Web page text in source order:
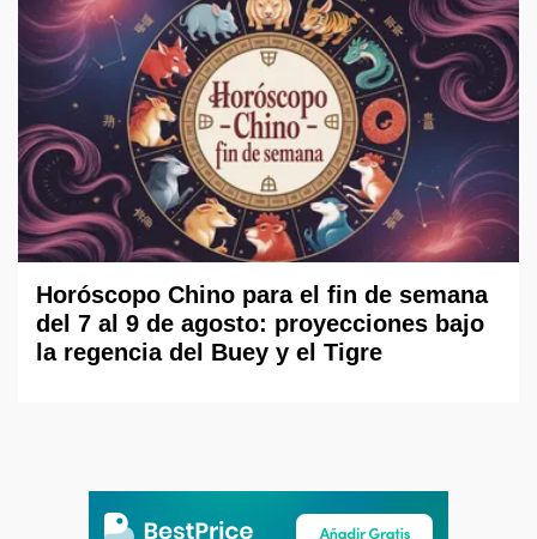
Horóscopo Chino para el fin de semana
del 7 al 9 de agosto: proyecciones bajo
la regencia del Buey y el Tigre